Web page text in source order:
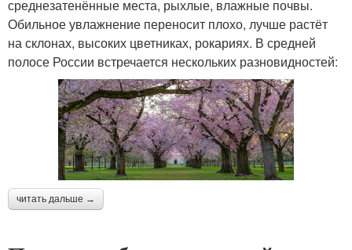
среднезатенённые места, рыхлые, влажные почвы.
Обильное увлажнение переносит плохо, лучше растёт
на склонах, высоких цветниках, рокариях. В средней
полосе России встречается нескольких разновидностей:
читать дальше →